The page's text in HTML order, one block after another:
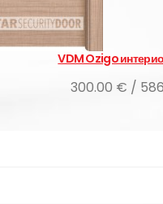
VDM Ozigo интериорни врати
300.00 € / 586.75 лв.